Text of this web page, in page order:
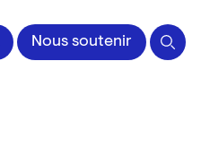
Nous soutenir